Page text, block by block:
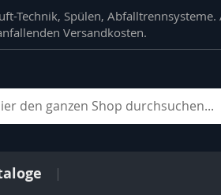
Technik, Spülen,
Versandkosten.